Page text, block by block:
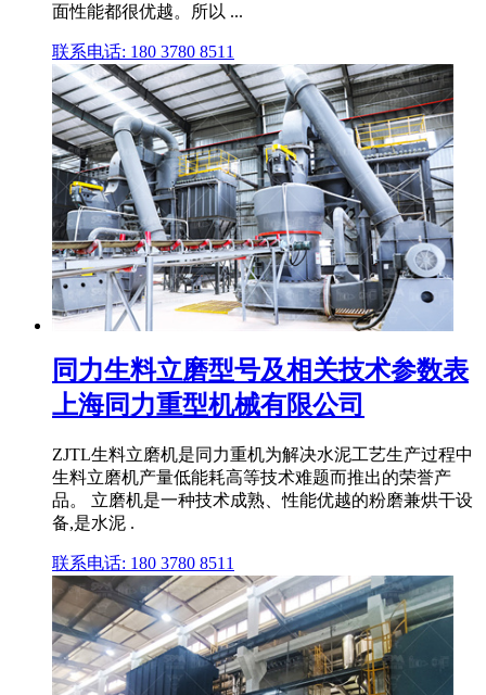
面性能都很优越。所以 ...
联系电话: 180 3780 8511
同力生料立磨型号及相关技术参数表
上海同力重型机械有限公司
ZJTL生料立磨机是同力重机为解决水泥工艺生产过程中
生料立磨机产量低能耗高等技术难题而推出的荣誉产
品。 立磨机是一种技术成熟、性能优越的粉磨兼烘干设
备,是水泥 .
联系电话: 180 3780 8511